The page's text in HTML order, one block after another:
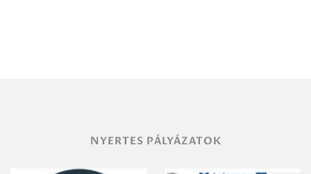
NYERTES PÁLYÁZATOK